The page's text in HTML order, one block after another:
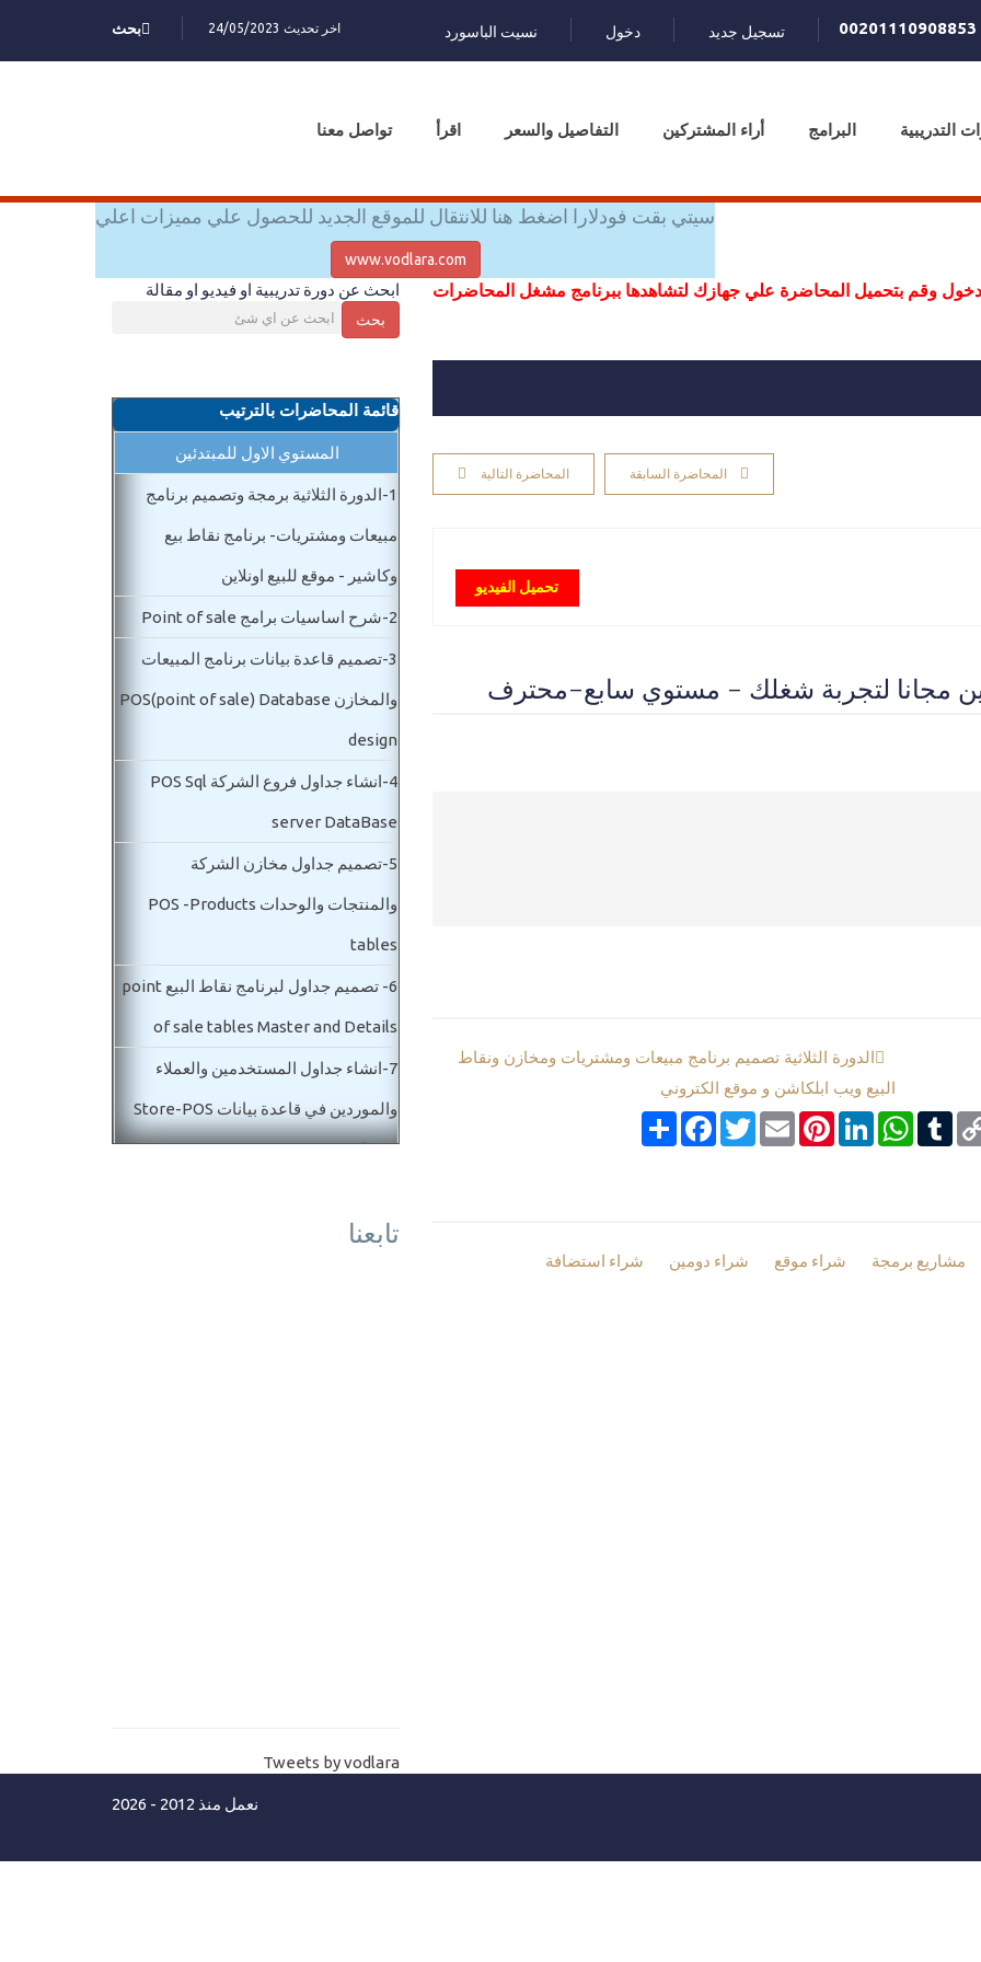
00201110908853 تسجيل جديد دخول نسيت الباسورد اخر تحديث 24/05/2023 بحث
التدريبية البرامج أراء المشتركين التفاصيل والسعر اقرأ تواصل معنا
سيتي بقت فودلارا اضغط هنا للانتقال للموقع الجديد للحصول علي مميزات اعلي
www.vodlara.com
وقم بتحميل المحاضرة علي جهازك لتشاهدها ببرنامج مشغل المحاضرات
المحاضرة السابقة المحاضرة التالية
تحميل الفيديو
الدورة الثلاثية تصميم برنامج مبيعات ومشتريات ومخازن ونقاط
البيع ويب ابلكاشن و موقع الكتروني
انشر
FacebookTwitterEmail
PinterestLinkedIn
WhatsAppTumblr
مشاريع برمجة شراء موقع شراء دومين شراء استضافة
ابحث عن دورة تدريبية او فيديو او مقالة
بحث
قائمة المحاضرات بالترتيب
المستوي الاول للمبتدئين
1- الدورة الثلاثية برمجة وتصميم برنامج
مبيعات ومشتريات- برنامج نقاط بيع
وكاشير - موقع للبيع اونلاين
2- شرح اساسيات برامج Point of sale
3- تصميم قاعدة بيانات برنامج المبيعات
والمخازن POS(point of sale) Database
design
4- انشاء جداول فروع الشركة POS Sql
server DataBase
5- تصميم جداول مخازن الشركة
والمنتجات والوحدات POS -Products
tables
6- تصميم جداول لبرنامج نقاط البيع point
of sale tables Master and Details
7- انشاء جداول المستخدمين والعملاء
والموردين في قاعدة بيانات Store-POS
Database
POS master details
POS template
اضافة التمبلت خطوة بخطوة Add pos
تابعنا
Tweets by vodlara
نعمل منذ 2012 - 2026